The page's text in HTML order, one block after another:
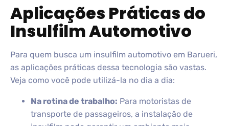
Aplicações Práticas do
Insulfilm Automotivo
Para quem busca um insulfilm automotivo em Barueri,
as aplicações práticas dessa tecnologia são vastas.
Veja como você pode utilizá-la no dia a dia:
Na rotina de trabalho: Para motoristas de
transporte de passageiros, a instalação de